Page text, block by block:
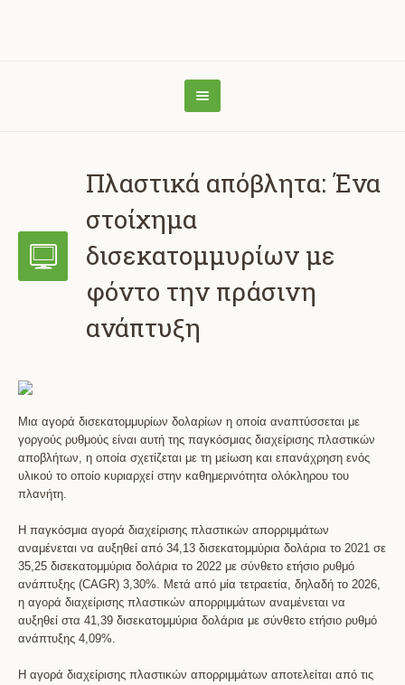
Πλαστικά απόβλητα: Ένα
στοίχημα
δισεκατομμυρίων με
φόντο την πράσινη
ανάπτυξη
Μια αγορά δισεκατομμυρίων δολαρίων η οποία αναπτύσσεται με
γοργούς ρυθμούς είναι αυτή της παγκόσμιας διαχείρισης πλαστικών
αποβλήτων, η οποία σχετίζεται με τη μείωση και επανάχρηση ενός
υλικού το οποίο κυριαρχεί στην καθημερινότητα ολόκληρου του
πλανήτη.
Η παγκόσμια αγορά διαχείρισης πλαστικών απορριμμάτων
αναμένεται να αυξηθεί από 34,13 δισεκατομμύρια δολάρια το 2021 σε
35,25 δισεκατομμύρια δολάρια το 2022 με σύνθετο ετήσιο ρυθμό
ανάπτυξης (CAGR) 3,30%. Μετά από μία τετραετία, δηλαδή το 2026,
η αγορά διαχείρισης πλαστικών απορριμμάτων αναμένεται να
αυξηθεί στα 41,39 δισεκατομμύρια δολάρια με σύνθετο ετήσιο ρυθμό
ανάπτυξης 4,09%.
Η αγορά διαχείρισης πλαστικών απορριμμάτων αποτελείται από τις